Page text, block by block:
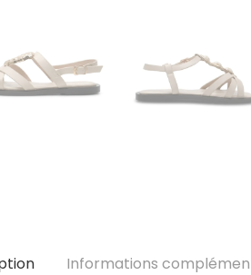
Informations